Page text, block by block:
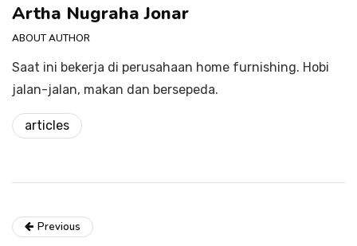
Artha Nugraha Jonar
ABOUT AUTHOR
Saat ini bekerja di perusahaan home furnishing. Hobi
jalan-jalan, makan dan bersepeda.
articles
Previous